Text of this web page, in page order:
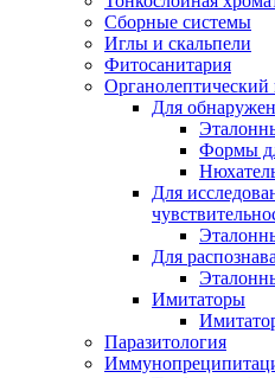
Сборные системы
Иглы и скальпели
Фитосанитария
Органолептический
Для
Формы
Для
Для
Имитаторы
Паразитология